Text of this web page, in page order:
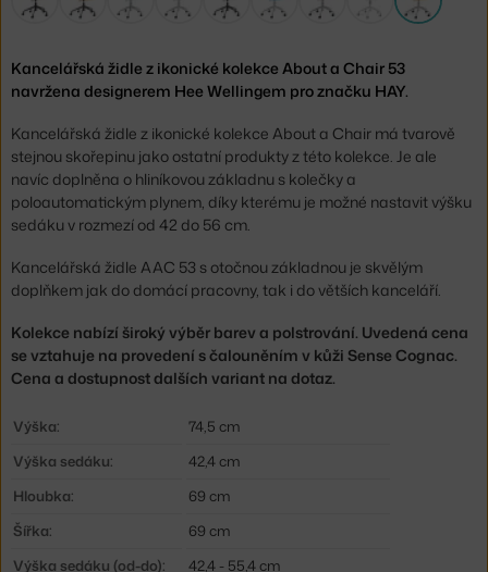
Kancelářská židle z ikonické kolekce About a Chair 53
navržena designerem Hee Wellingem pro značku HAY.
Kancelářská židle z ikonické kolekce About a Chair má tvarově
stejnou skořepinu jako ostatní produkty z této kolekce. Je ale
navíc doplněna o hliníkovou základnu s kolečky a
poloautomatickým plynem, díky kterému je možné nastavit výšku
sedáku v rozmezí od 42 do 56 cm.
Kancelářská židle AAC 53 s otočnou základnou je skvělým
doplňkem jak do domácí pracovny, tak i do větších kanceláří.
Kolekce nabízí široký výběr barev a polstrování. Uvedená cena
se vztahuje na provedení s čalouněním v kůži Sense Cognac.
Cena a dostupnost dalších variant na dotaz.
Výška:
74,5 cm
Výška sedáku:
42,4 cm
Hloubka:
69 cm
Šířka:
69 cm
Výška sedáku (od-do):
42,4 - 55,4 cm